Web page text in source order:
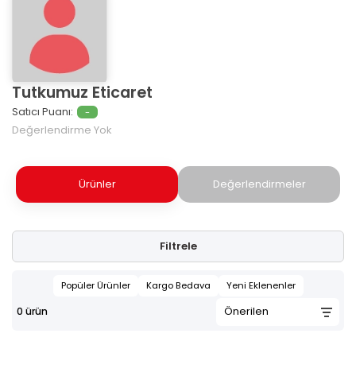
Tutkumuz Eticaret
Satıcı Puanı: -
Değerlendirme Yok
Ürünler Değerlendirmeler
Filtrele
Popüler Ürünler Kargo Bedava Yeni Eklenenler
0 ürün